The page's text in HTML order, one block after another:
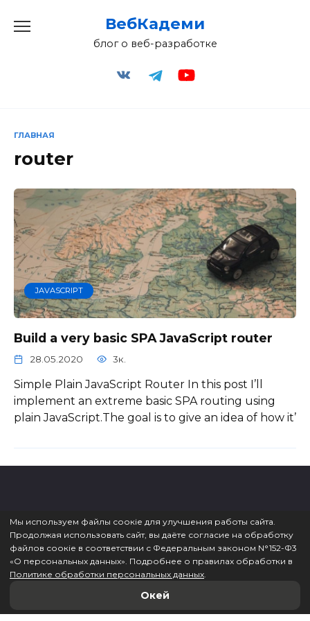
Мы используем файлы соокіе для улучшения работы сайта.
Продолжая использовать сайт, вы даёте согласие на обработку
файлов соокіе в соответствии с Федеральным законом N°152-Ф3
«O персональных данных». Подробнее о правилах обработки в
Политике обработки персональных данных.
Окей
ВебКадеми
блог о веб-разработке
ГЛАВНАЯ
router
JAVASCRIPT
Build a very basic SPA JavaScript router
28.05.2020 3к.
Simple Plain JavaScript Router In this post I’ll
implement an extreme basic SPA routing using
plain JavaScript.The goal is to give an idea of how it’
© 2026 ВебКадеми